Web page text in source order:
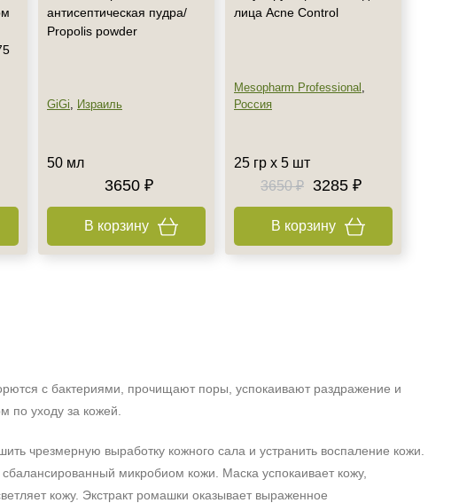
антисептическая пудра/
Propolis powder
GiGi, Израиль
50 мл
3650 ₽
В корзину
лица Acne Control
Mesopharm Professional ,
Россия
25 гр х 5 шт
3650 ₽
3285 ₽
В корзину
с бактериями, прочищают поры, успокаивают раздражение и
по уходу за кожей.
чрезмерную выработку кожного сала и устранить воспаление кожи.
микробиом кожи. Маска успокаивает кожу,
кожу. Экстракт ромашки оказывает выраженное